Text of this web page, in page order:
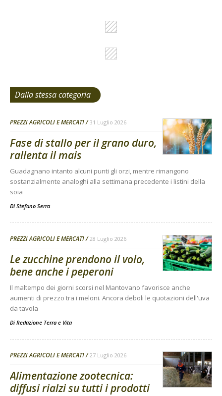
Dalla stessa categoria
PREZZI AGRICOLI E MERCATI 31 Luglio 2026
Fase di stallo per il grano duro,
rallenta il mais
Guadagnano intanto alcuni punti gli orzi, mentre rimangono
sostanzialmente analoghi alla settimana precedente i listini della
soia
Di Stefano Serra
PREZZI AGRICOLI E MERCATI 28 Luglio 2026
Le zucchine prendono il volo,
bene anche i peperoni
Il maltempo dei giorni scorsi nel Mantovano favorisce anche
aumenti di prezzo tra i meloni. Ancora deboli le quotazioni dell'uva
da tavola
Di Redazione Terra e Vita
PREZZI AGRICOLI E MERCATI 27 Luglio 2026
Alimentazione zootecnica:
diffusi rialzi su tutti i prodotti